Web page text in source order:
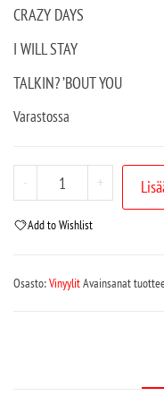
CRAZY DAYS
I WILL STAY
TALKIN? ’BOUT YOU
Varastossa
- +
Add to Wishlist
Osasto:VinyylitAvainsanat